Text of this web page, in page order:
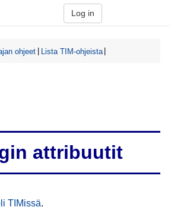
Log in
ohjeet Lista TIM-ohjeista
attribuutit
TIMissä.